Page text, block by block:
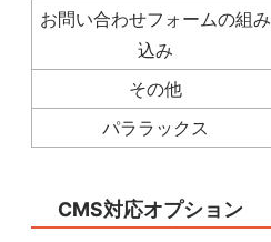
お問い合わせフォームの組み
込み
その他
パララックス
CMS対応オプション